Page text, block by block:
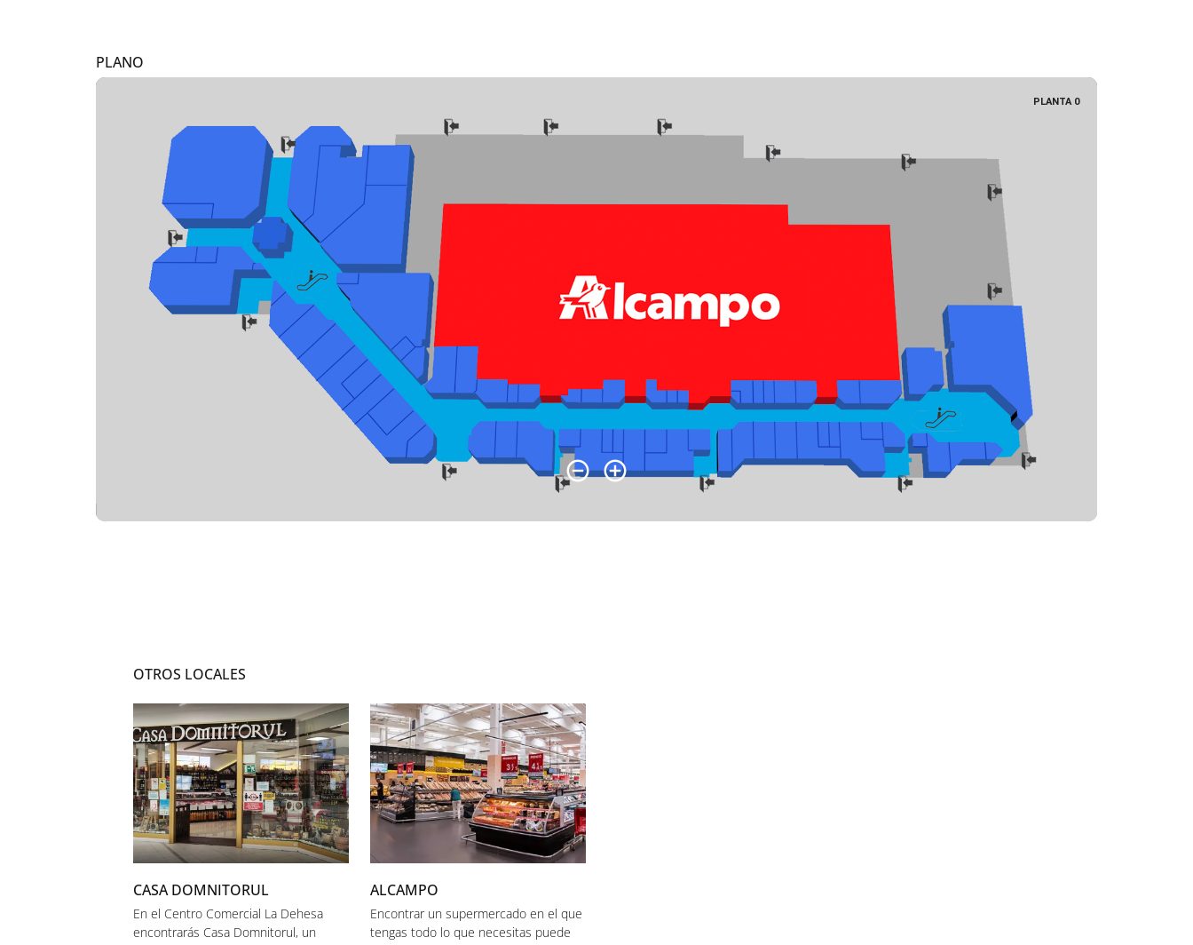
PLANO
OTROS LOCALES
CASA DOMNITORUL
En el Centro Comercial La Dehesa
encontrarás Casa Domnitorul, un
ALCAMPO
Encontrar un supermercado en el que
tengas todo lo que necesitas puede